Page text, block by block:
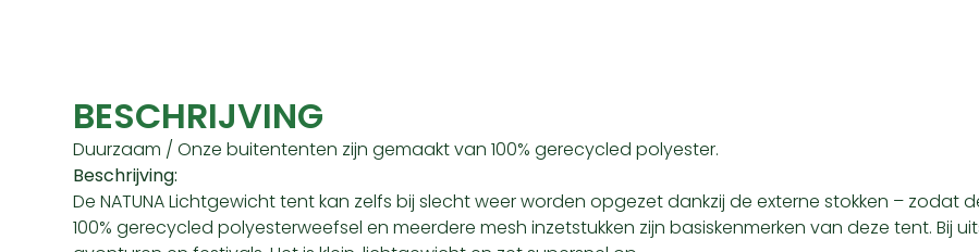
BESCHRIJVING
Duurzaam / Onze buitententen zijn gemaakt van 100% gerecycled polyester.
Beschrijving:
De NATUNA Lichtgewicht tent kan zelfs bij slecht weer worden opgezet dankzij de externe stokken –
100% gerecycled polyesterweefsel en meerdere mesh inzetstukken zijn basiskenmerken van deze tent. Bij